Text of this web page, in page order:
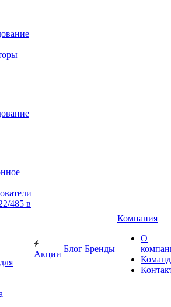
485 в
Акции
Блог Бренды
Компания
О